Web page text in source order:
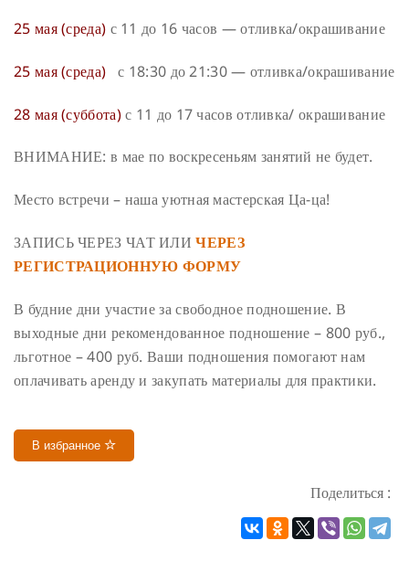
25 мая (среда) с 11 до 16 часов — отливка/окрашивание
25 мая (среда)с 18:30 до 21:30 — отливка/окрашивание
28 мая (суббота)с 11 до 17 часов отливка/ окрашивание
ВНИМАНИЕ: в мае по воскресеньям занятий не будет.
Место встречи – наша уютная мастерская Ца-ца!
ЗАПИСЬ ЧЕРЕЗ ЧАТ ИЛИ ЧЕРЕЗ
РЕГИСТРАЦИОННУЮ ФОРМУ
В будние дни участие за свободное подношение. В
выходные дни рекомендованное подношение – 800 руб.,
льготное – 400 руб. Ваши подношения помогают нам
оплачивать аренду и закупать материалы для практики.
В избранное
Поделиться :